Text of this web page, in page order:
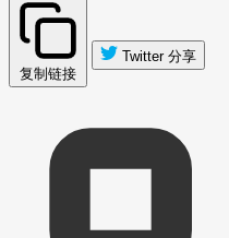
复制链接
Twitter 分享